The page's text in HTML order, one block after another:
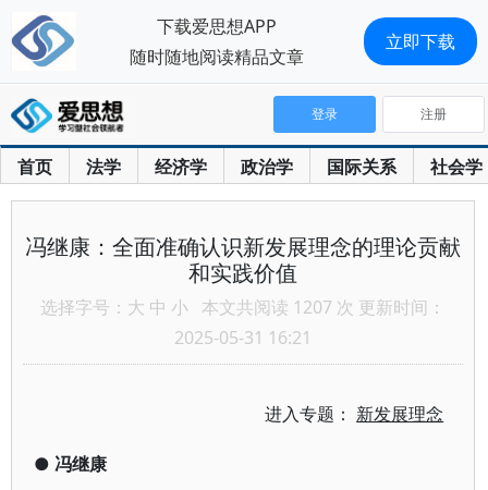
首页 法学 经济学 政治学 国际关系 社会学
登录 注册
冯继康：全面准确认识新发展理念的理论贡献
和实践价值
选择字号： 大 中 小 本文共阅读 1207 次 更新时间：
2025-05-31 16:21
进入专题： 新发展理念
● 冯继康
下载爱思想APP
随时随地阅读精品文章
立即下载